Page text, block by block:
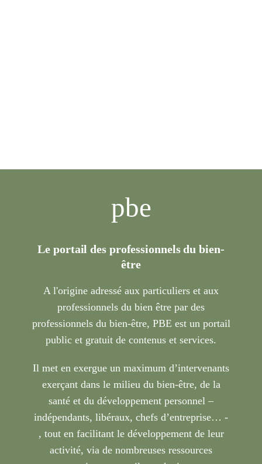
pbe
Le portail des professionnels du bien-
être
A l'origine adressé aux particuliers et aux
professionnels du bien être par des
professionnels du bien-être, PBE est un portail
public et gratuit de contenus et services.
Il met en exergue un maximum d’intervenants
exerçant dans le milieu du bien-être, de la
santé et du développement personnel –
indépendants, libéraux, chefs d’entreprise… -
, tout en facilitant le développement de leur
activité, via de nombreuses ressources